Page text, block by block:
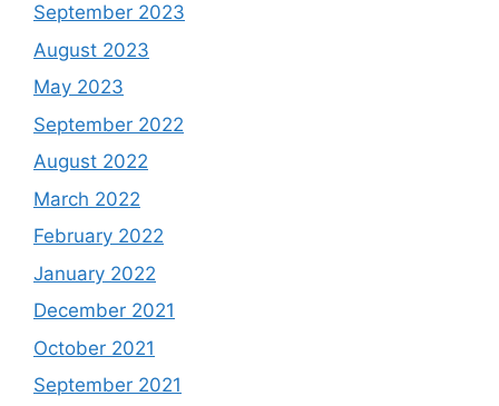
September 2023
August 2023
May 2023
September 2022
August 2022
March 2022
February 2022
January 2022
December 2021
October 2021
September 2021